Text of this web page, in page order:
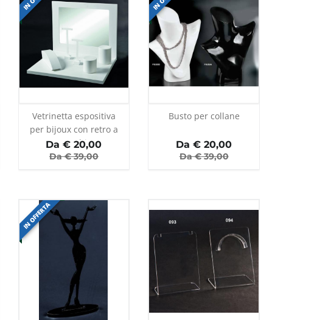
Vetrinetta espositiva
per bijoux con retro a
specchio
Da € 20,00
Da €39,00
Busto per collane
Da € 20,00
Da €39,00
IN OFFERTA